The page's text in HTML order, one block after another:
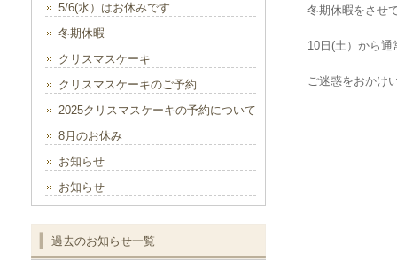
冬期休暇をさせ
10日(土）から
ご迷惑をおかけ
5/6(水）はお休みです
冬期休暇
クリスマスケーキ
クリスマスケーキのご予約
2025クリスマスケーキの予約について
8月のお休み
お知らせ
お知らせ
過去のお知らせ一覧